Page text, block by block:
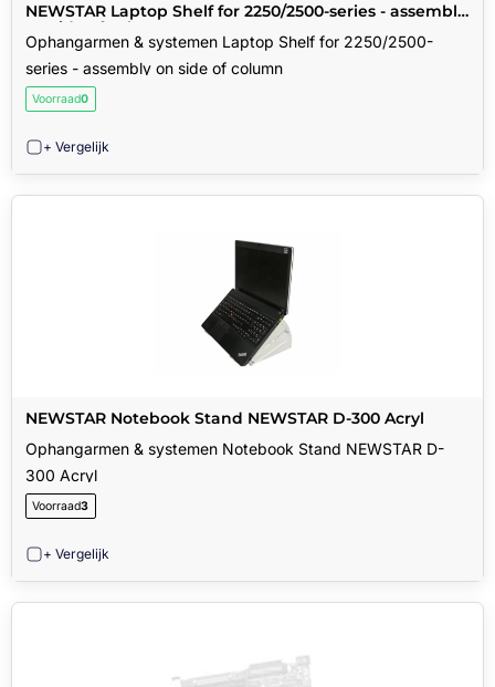
NEWSTAR Laptop Shelf for 2250/2500-series - assembly
on side of column
Ophangarmen & systemen Laptop Shelf for 2250/2500-
series - assembly on side of column
Voorraad0
+ Vergelijk
NEWSTAR Notebook Stand NEWSTAR D-300 Acryl
Ophangarmen & systemen Notebook Stand NEWSTAR D-
300 Acryl
Voorraad3
+ Vergelijk